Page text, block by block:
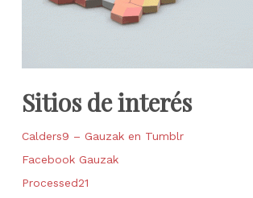
Sitios de interés
Calders9 – Gauzak en Tumblr
Facebook Gauzak
Processed21